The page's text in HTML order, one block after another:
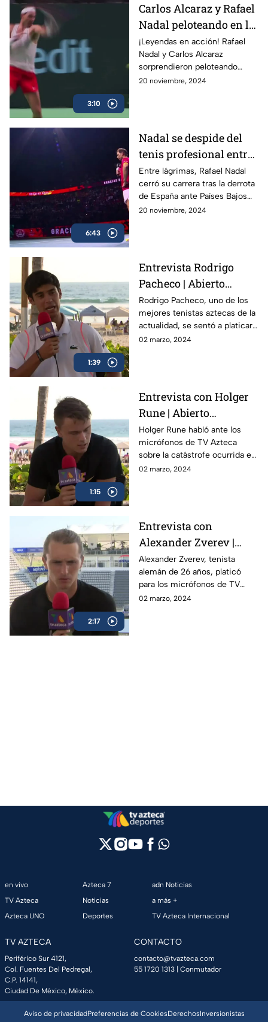
3:10
Carlos Alcaraz y Rafael
Nadal peloteando en la
Copa Davis
¡Leyendas en acción! Rafael
Nadal y Carlos Alcaraz
sorprendieron peloteando
juntos en la Copa Davis
20 noviembre, 2024
6:43
Nadal se despide del
tenis profesional entre
lágrimas
Entre lágrimas, Rafael Nadal
cerró su carrera tras la derrota
de España ante Países Bajos
en la Copa Davis, dejando un
20 noviembre, 2024
1:39
Entrevista Rodrigo
Pacheco | Abierto
Mexicano de Tenis
Rodrigo Pacheco, uno de los
mejores tenistas aztecas de la
actualidad, se sentó a platicar
con TV Azteca previo al
02 marzo, 2024
1:15
Entrevista con Holger
Rune | Abierto
Mexicano de Tenis
Holger Rune habló ante los
micrófonos de TV Azteca
sobre la catástrofe ocurrida en
Acapulco y como el Abierto
02 marzo, 2024
2:17
Entrevista con
Alexander Zverev |
Abierto Mexicano de
Tenis
Alexander Zverev, tenista
alemán de 26 años, platicó
para los micrófonos de TV
Azteca Deportes durante su
02 marzo, 2024
en vivo
TV Azteca
Azteca UNO
Azteca 7
Noticias
Deportes
adn Noticias
a más +
TV Azteca Internacional
TV AZTECA
Periférico Sur 4121,
Col. Fuentes Del Pedregal,
C.P. 14141,
Ciudad De México, México.
CONTACTO
contacto@tvazteca.com
55 1720 1313 | Conmutador
Aviso de privacidadPreferencias de CookiesDerechosInversionistas